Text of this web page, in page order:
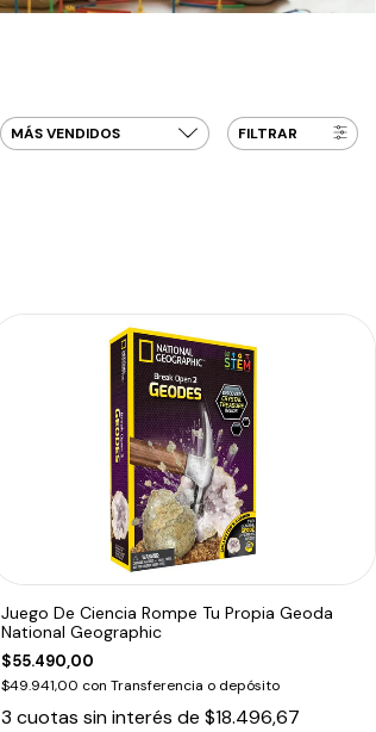
FILTRAR
Juego De Ciencia Rompe Tu Propia Geoda
National Geographic
$55.490,00
$49.941,00 con Transferencia o depósito
3 cuotas sin interés de$18.496,67